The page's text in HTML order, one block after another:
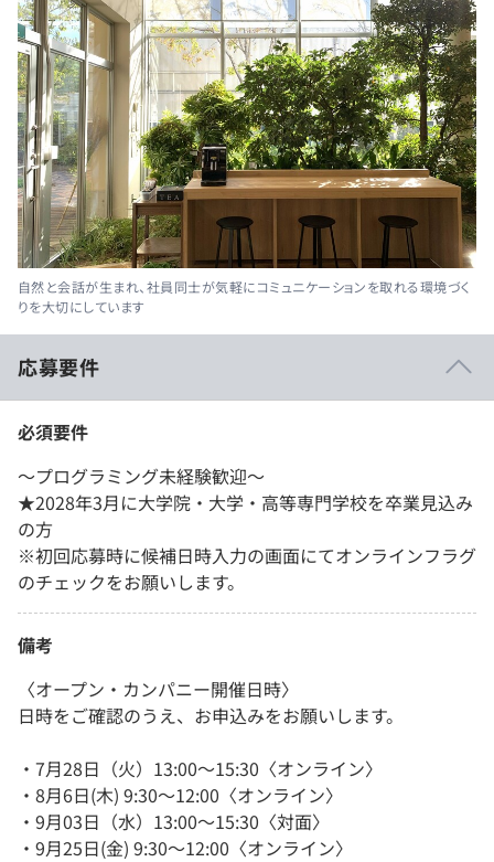
自然と会話が生まれ、社員同士が気軽にコミュニケーションを取れる環境づく
りを大切にしています
応募要件
必須要件
〜プログラミング未経験歓迎〜
★2028年3月に大学院・大学・高等専門学校を卒業見込み
の方
※初回応募時に候補日時入力の画面にてオンラインフラグ
のチェックをお願いします。
備考
〈オープン・カンパニー開催日時〉
日時をご確認のうえ、お申込みをお願いします。
・7月28日（火）13:00～15:30〈オンライン〉
・8月6日(木) 9:30～12:00〈オンライン〉
・9月03日（水）13:00～15:30〈対面〉
・9月25日(金) 9:30～12:00〈オンライン〉